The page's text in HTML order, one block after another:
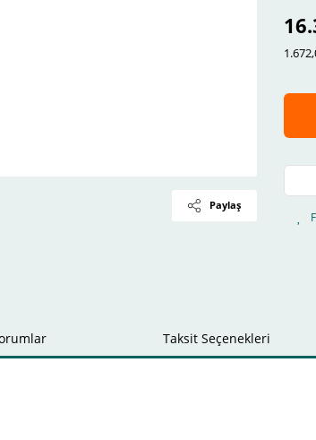
Paylaş
Taksit Seçenekleri